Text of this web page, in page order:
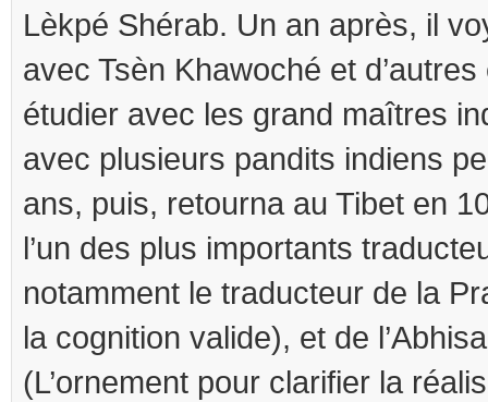
Lèkpé Shérab. Un an après, il
avec Tsèn Khawoché et d’autres
étudier avec les grand maîtres
avec plusieurs pandits indiens
ans, puis, retourna au Tibet en
l’un des plus importants
notamment le traducteur de la
la cognition valide), et de
(L’ornement pour clarifier la